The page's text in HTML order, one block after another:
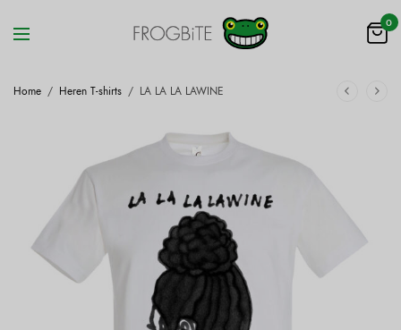
0
Home / Heren T-shirts / LA LA LA LAWINE